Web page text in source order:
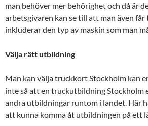
man behöver mer behörighet och då är
arbetsgivaren kan se till att man även
inkluderar den typ av maskin som man
Välja rätt utbildning
Man kan välja truckkort Stockholm kan
inte så att en truckutbildning Stockholm
andra utbildningar runtom i landet. Här
att kunna komma åt utbildningen på ett